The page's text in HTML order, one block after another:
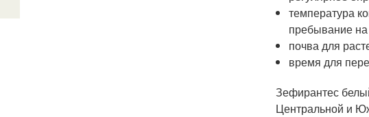
температура
пребывание
почва для
время для
Зефирантес
Центральной и